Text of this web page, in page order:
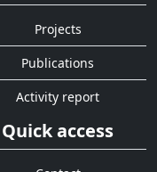
Projects
Publications
Activity report
Quick access